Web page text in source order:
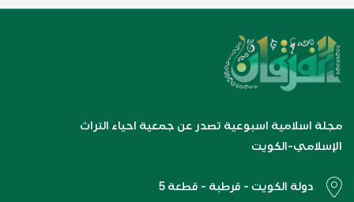
مجلة اسلامية اسبوعية تصدر عن جمعية احياء التراث
الإسلامي-الكويت
دولة الكويت - قرطبة - قطعة 5